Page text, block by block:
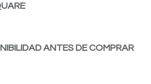
ANTES DE COMPRAR